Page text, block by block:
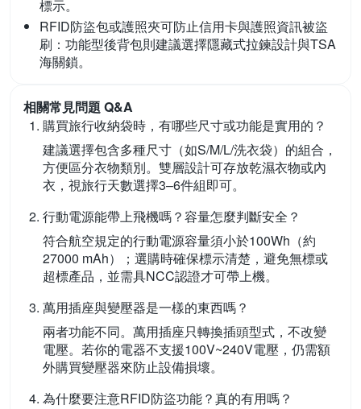
標示。
RFID防盜包或護照夾可防止信用卡與護照資訊被盜
刷： 功能型後背包則建議選擇隱藏式拉鍊設計與TSA
海關鎖。
相關常見問題 Q&A
購買旅行收納袋時，有哪些尺寸或功能是實用的？
建議選擇包含多種尺寸（如S/M/L/洗衣袋）的組合，
方便區分衣物類別。雙層設計可存放乾濕衣物或內
衣，視旅行天數選擇3–6件組即可。
行動電源能帶上飛機嗎？容量怎麼判斷安全？
符合航空規定的行動電源容量須小於100Wh（約
27000 mAh）；選購時確保標示清楚，避免無標或
超標產品，並需具NCC認證才可帶上機。
萬用插座與變壓器是一樣的東西嗎？
兩者功能不同。萬用插座只轉換插頭型式，不改變
電壓。若你的電器不支援100V~240V電壓，仍需額
外購買變壓器來防止設備損壞。
為什麼要注意RFID防盜功能？真的有用嗎？